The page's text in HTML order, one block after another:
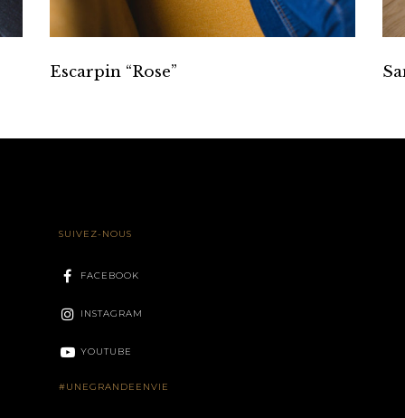
Escarpin “Rose”
SUIVEZ-NOUS
FACEBOOK
INSTAGRAM
YOUTUBE
#UNEGRANDEENVIE